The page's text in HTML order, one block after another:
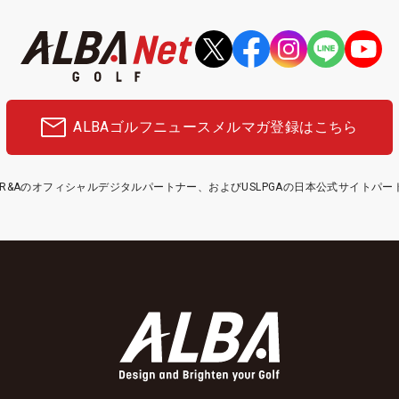
ALBAゴルフニュース メルマガ登録はこちら
のオフィシャルデジタルパートナー、およびUSLPGAの日本公式サイトパー